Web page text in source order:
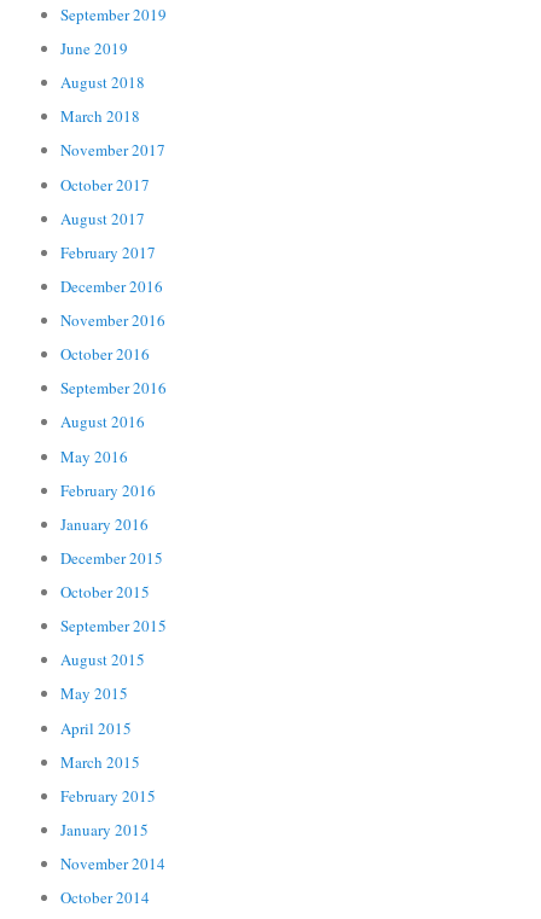
September 2019
June 2019
August 2018
March 2018
November 2017
October 2017
August 2017
February 2017
December 2016
November 2016
October 2016
September 2016
August 2016
May 2016
February 2016
January 2016
December 2015
October 2015
September 2015
August 2015
May 2015
April 2015
March 2015
February 2015
January 2015
November 2014
October 2014